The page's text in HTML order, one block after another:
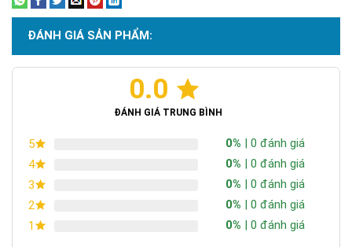
ĐÁNH GIÁ SẢN PHẨM:
0.0
ĐÁNH GIÁ TRUNG BÌNH
5 0% | 0 đánh giá
4
0% | 0 đánh giá
3
0% | 0 đánh giá
2
0% | 0 đánh giá
1
0% | 0 đánh giá